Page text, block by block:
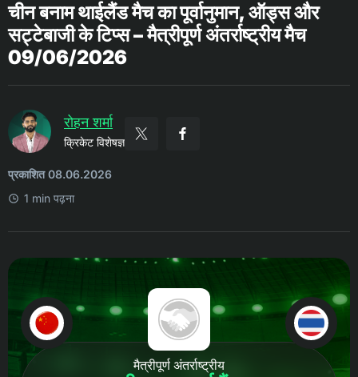
चीन बनाम थाईलैंड मैच का पूर्वानुमान, ऑड्स और
सट्टेबाजी के टिप्स – मैत्रीपूर्ण अंतर्राष्ट्रीय मैच
09/06/2026
रोहन शर्मा
क्रिकेट विशेषज्ञ
प्रकाशित 08.06.2026
1 min पढ़ना
मैत्रीपूर्ण अंतर्राष्ट्रीय